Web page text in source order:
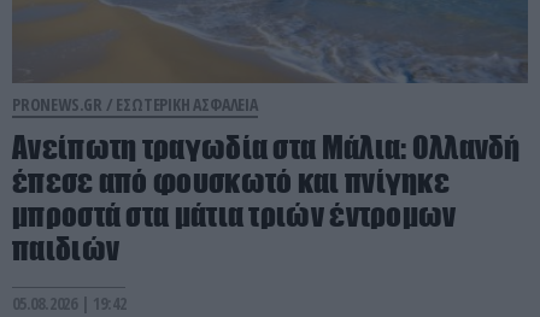
PRONEWS.GR / ΕΣΩΤΕΡΙΚΗ ΑΣΦΑΛΕΙΑ
Ανείπωτη τραγωδία στα Μάλια: Ολλανδή
έπεσε από φουσκωτό και πνίγηκε
μπροστά στα μάτια τριών έντρομων
παιδιών
05.08.2026 | 19:42